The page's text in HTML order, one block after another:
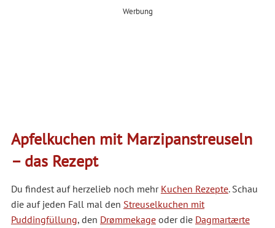
Werbung
Apfelkuchen mit Marzipanstreuseln
– das Rezept
Du findest auf herzelieb noch mehr Kuchen Rezepte. Schau
die auf jeden Fall mal den Streuselkuchen mit
Puddingfüllung, den Drømmekageoder die Dagmartærte